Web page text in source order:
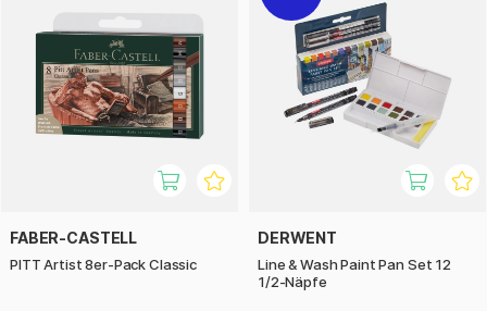
FABER-CASTELL
PITT Artist 8er-Pack Classic
DERWENT
Line & Wash Paint Pan Set 12
1/2-Näpfe